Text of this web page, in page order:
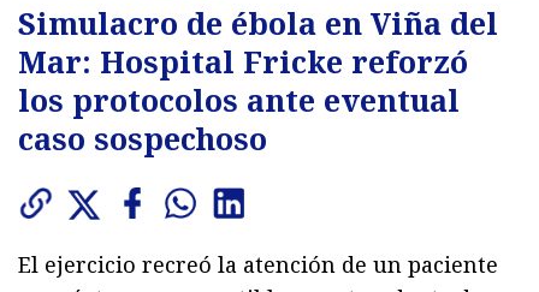
Simulacro de ébola en Viña del
Mar: Hospital Fricke reforzó
los protocolos ante eventual
caso sospechoso
El ejercicio recreó la atención de un paciente